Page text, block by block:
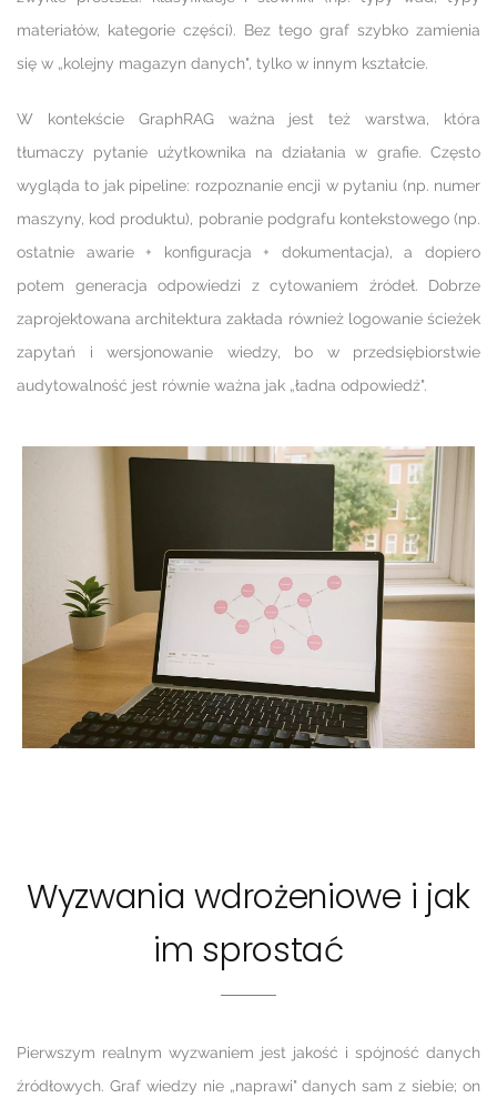
materiałów, kategorie części). Bez tego graf szybko zamienia
się w „kolejny magazyn danych", tylko w innym kształcie.
W kontekście GraphRAG ważna jest też warstwa, która
tłumaczy pytanie użytkownika na działania w grafie. Często
wygląda to jak pipeline: rozpoznanie encji w pytaniu (np. numer
maszyny, kod produktu), pobranie podgrafu kontekstowego (np.
ostatnie awarie + konfiguracja + dokumentacja), a dopiero
potem generacja odpowiedzi z cytowaniem źródeł. Dobrze
zaprojektowana architektura zakłada również logowanie ścieżek
zapytań i wersjonowanie wiedzy, bo w przedsiębiorstwie
audytowalność jest równie ważna jak „ładna odpowiedź".
Wyzwania wdrożeniowe i jak
im sprostać
Pierwszym realnym wyzwaniem jest jakość i spójność danych
źródłowych. Graf wiedzy nie „naprawi" danych sam z siebie; on